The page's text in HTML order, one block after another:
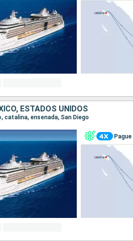
ESTADOS UNIDOS
catalina, ensenada, San Diego
Pague